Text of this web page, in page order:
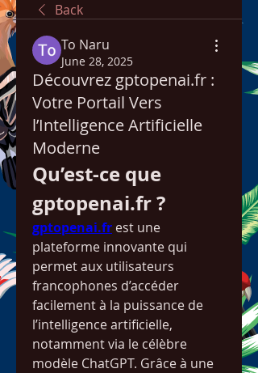
Back
To Naru
June 28, 2025
Découvrez gptopenai.fr :
Votre Portail Vers
l’Intelligence Artificielle
Moderne
Qu’est-ce que
gptopenai.fr ?
gptopenai.fr est une
plateforme innovante qui
permet aux utilisateurs
francophones d’accéder
facilement à la puissance de
l’intelligence artificielle,
notamment via le célèbre
modèle ChatGPT. Grâce à une